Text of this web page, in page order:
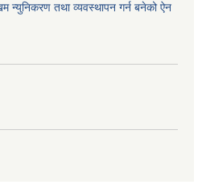
न्युनिकरण तथा व्यवस्थापन गर्न बनेको ऐन